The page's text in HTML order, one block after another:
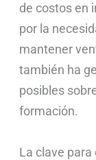
de costos en
por la
mantener
también ha
posibles
formación.
La clave